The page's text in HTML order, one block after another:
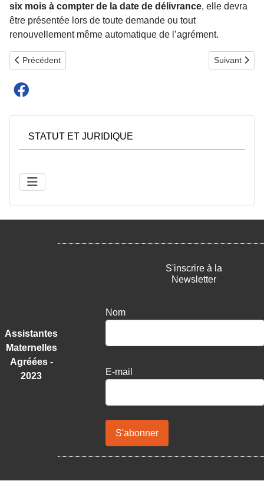
six mois à compter de la date de délivrance, elle devra
être présentée lors de toute demande ou tout
renouvellement même automatique de l’agrément.
Article précédent : GESTION DES AGRÉMENTS
Précédent Article
Suivant
STATUT ET JURIDIQUE
Assistantes
Maternelles
Agréées -
2023
S'inscrire à la
Newsletter
Nom
E-mail
S'abonner